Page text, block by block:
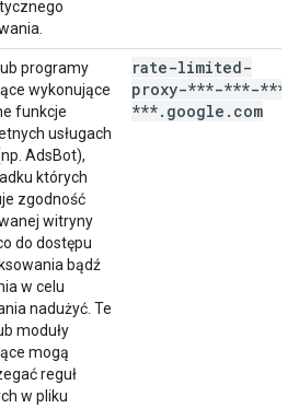
programy
wykonujące
funkcje
usługach
AdsBot),
których
zgodność
witryny
do dostępu
bądź
w celu
nadużyć. Te
moduły
mogą
reguł
w pliku
rate-limited-
proxy-***-***-***-
***. google . com